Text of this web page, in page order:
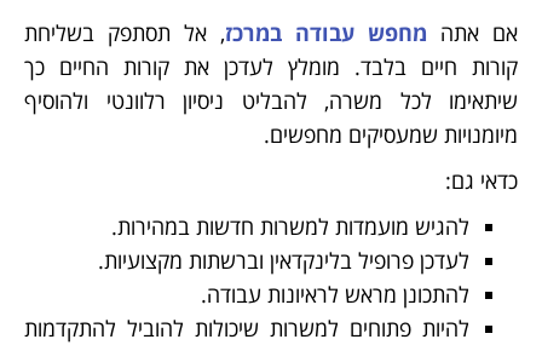
אם אתה מחפש עבודה במרכז, אל תסתפק בשליחת
קורות חיים בלבד. מומלץ לעדכן את קורות החיים כך
שיתאימו לכל משרה, להבליט ניסיון רלוונטי ולהוסיף
מיומנויות שמעסיקים מחפשים.
כדאי גם:
להגיש מועמדות למשרות חדשות במהירות.
לעדכן פרופיל בלינקדאין וברשתות מקצועיות.
להתכונן מראש לראיונות עבודה.
להיות פתוחים למשרות שיכולות להוביל להתקדמות